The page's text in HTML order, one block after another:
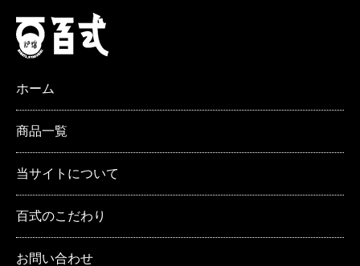
ホーム
商品一覧
当サイトについて
百式のこだわり
お問い合わせ